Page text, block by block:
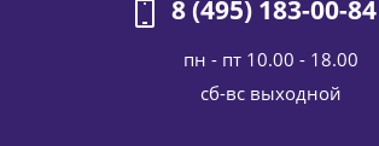
8 (495) 183-00-84
пн - пт 10.00 - 18.00
cб-вс выходной